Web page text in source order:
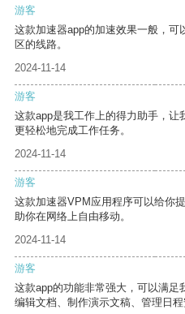
游客
这款加速器app的加速效果一般，
区的线路。
2024-11-14
游客
这款app是我工作上的得力助手，让
更轻松地完成工作任务。
2024-11-14
游客
这款加速器VPM应用程序可以给你
助你在网络上自由移动。
2024-11-14
游客
这款app的功能非常强大，可以满
编辑文档、制作演示文稿、管理日程